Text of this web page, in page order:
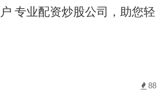
专业配资炒股公司，助您轻
88